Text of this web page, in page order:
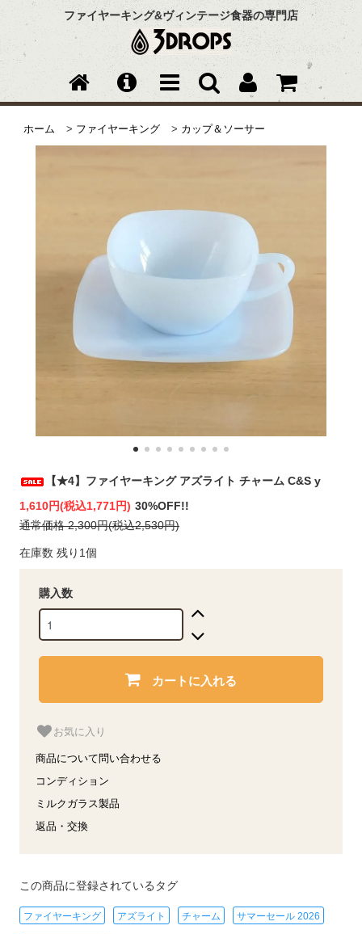
ファイヤーキング&ヴィンテージ食器の専門店
ホーム > ファイヤーキング > カップ＆ソーサー
【★4】ファイヤーキング アズライト チャーム C&S y
1,610円(税込1,771円) 30%OFF!!
通常価格 2,300円(税込2,530円)
在庫数 残り1個
購入数
カートに入れる
お気に入り
商品について問い合わせる
コンディション
ミルクガラス製品
返品・交換
この商品に登録されているタグ
ファイヤーキング アズライト チャーム サマーセール 2026